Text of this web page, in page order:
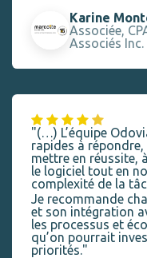
Karine
Associée,
Associés Inc.
"(…) L’équipe
rapides à
mettre en réussite,
le logiciel tout en
complexité de la
Je recommande
et son intégration
les processus et
qu’on pourrait
priorités."